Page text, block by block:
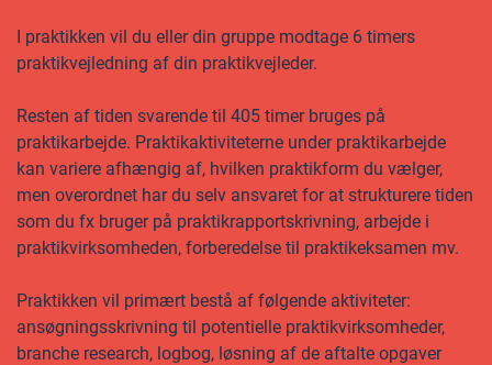
I praktikken vil du eller din gruppe modtage 6 timers
praktikvejledning af din praktikvejleder.
Resten af tiden svarende til 405 timer bruges på
praktikarbejde. Praktikaktiviteterne under praktikarbejde
kan variere afhængig af, hvilken praktikform du vælger,
men overordnet har du selv ansvaret for at strukturere tiden
som du fx bruger på praktikrapportskrivning, arbejde i
praktikvirksomheden, forberedelse til praktikeksamen mv.
Praktikken vil primært bestå af følgende aktiviteter:
ansøgningsskrivning til potentielle praktikvirksomheder,
branche research, logbog, løsning af de aftalte opgaver